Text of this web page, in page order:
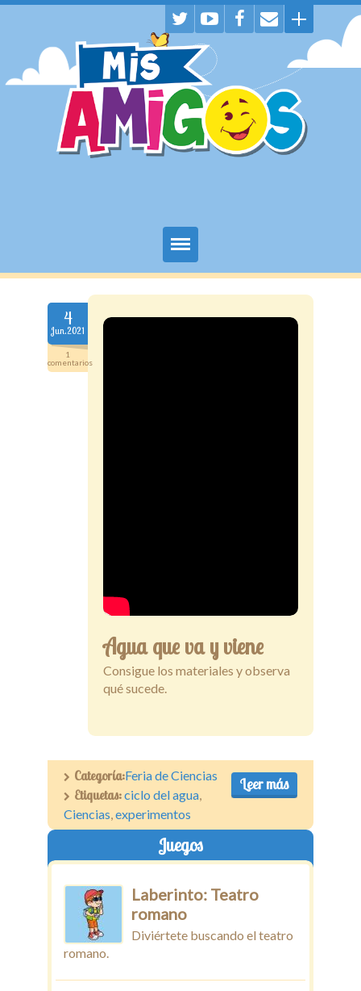
Juegos
Historietas
Descargas
4
Jun.2021
1
comentarios
Agua que va y viene
Consigue los materiales y observa
qué sucede.
Leer más
Categoría:Feria de Ciencias
Etiquetas:ciclo del agua,
Ciencias,experimentos
Juegos
Laberinto: Teatro
romano
Diviértete buscando el teatro
romano.